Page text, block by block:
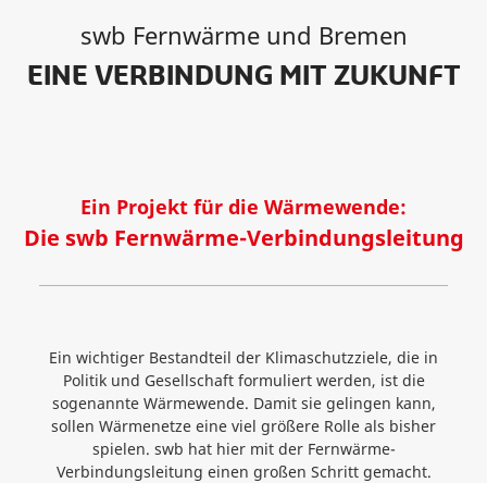
swb Fernwärme und Bremen
EINE VERBINDUNG MIT ZUKUNFT
Ein Projekt für die Wärmewende:
Die swb Fernwärme-Verbindungsleitung
Ein wichtiger Bestandteil der Klimaschutzziele, die in
Politik und Gesellschaft formuliert werden, ist die
sogenannte Wärmewende. Damit sie gelingen kann,
sollen Wärmenetze eine viel größere Rolle als bisher
spielen. swb hat hier mit der Fernwärme-
Verbindungsleitung einen großen Schritt gemacht.